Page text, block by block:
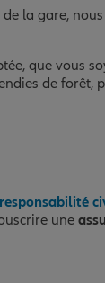
la gare,
que vous
de
responsabilité
une